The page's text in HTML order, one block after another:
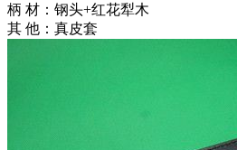
柄 材：钢头+红花犁木
其 他：真皮套